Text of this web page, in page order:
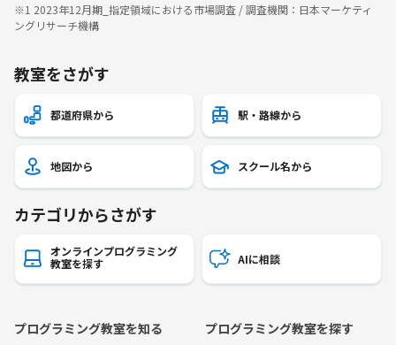
※1 2023年12月期_指定領域における市場調査 / 調査機関：日本マーケティ
ングリサーチ機構
教室をさがす
都道府県から 駅・路線から
地図から スクール名から
カテゴリからさがす
オンラインプログラミング
教室を探す
AIに相談
プログラミング教室を知る プログラミング教室を探す